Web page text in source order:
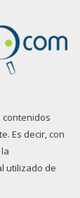
Es decir, con
utilizado de